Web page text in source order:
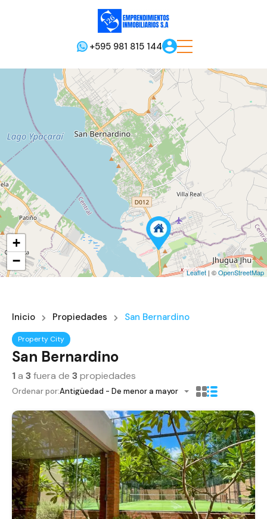
+595 981 815 144
2
+
−
Leaflet | ©OpenStreetMap
Inicio Propiedades San Bernardino
Property City
San Bernardino
1a 3fuera de 3propiedades
Ordenar por:Antigüedad - De menor a mayor